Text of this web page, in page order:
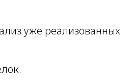
уже реализованных